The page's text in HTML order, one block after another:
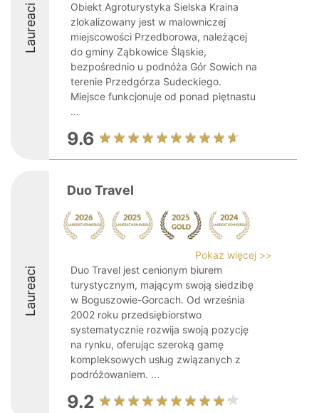
Laureaci
Obiekt Agroturystyka Sielska Kraina
zlokalizowany jest w malowniczej
miejscowości Przedborowa, należącej
do gminy Ząbkowice Śląskie,
bezpośrednio u podnóża Gór Sowich na
terenie Przedgórza Sudeckiego.
Miejsce funkcjonuje od ponad piętnastu
...
9.6
Laureaci
Duo Travel
Pokaż więcej >>
Duo Travel jest cenionym biurem
turystycznym, mającym swoją siedzibę
w Boguszowie-Gorcach. Od września
2002 roku przedsiębiorstwo
systematycznie rozwija swoją pozycję
na rynku, oferując szeroką gamę
kompleksowych usług związanych z
podróżowaniem. ...
9.2